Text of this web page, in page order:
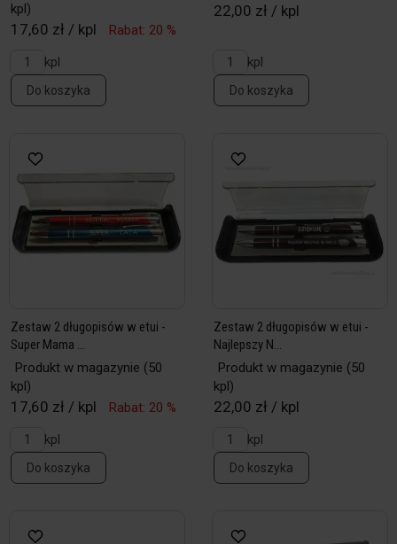
kpl)
17,60 zł / kpl
Rabat: 20 %
kpl
Do koszyka
22,00 zł / kpl
kpl
Do koszyka
Zestaw 2 długopisów w etui -
Super Mama ...
Produkt w magazynie (50
kpl)
17,60 zł / kpl
Rabat: 20 %
kpl
Do koszyka
Zestaw 2 długopisów w etui -
Najlepszy N...
Produkt w magazynie (50
kpl)
22,00 zł / kpl
kpl
Do koszyka